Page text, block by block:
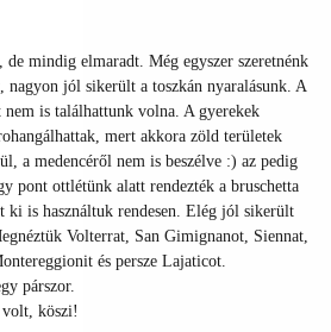
mindig elmaradt. Még egyszer szeretnénk
nagyon jól sikerült a toszkán nyaralásunk. A
nem is találhattunk volna. A gyerekek
mert akkora zöld területek
a medencéről nem is beszélve :) az pedig
pont ottlétünk alatt rendezték a bruschetta
ki is használtuk rendesen. Elég jól sikerült
Volterrat, San Gimignanot, Siennat,
és persze Lajaticot.
párszor.
volt, köszi!